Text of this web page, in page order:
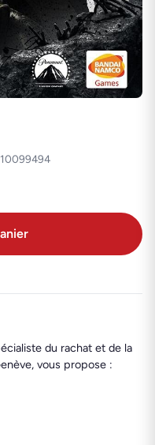
10099494
du rachat et de la
vous propose :